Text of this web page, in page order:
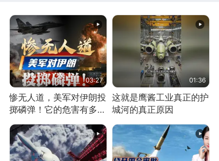
03:27
惨无人道，美军对伊朗投
掷磷弹！它的危害有多
大？
01:36
这就是鹰酱工业真正的护
城河的真正原因